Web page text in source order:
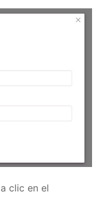
clic en el